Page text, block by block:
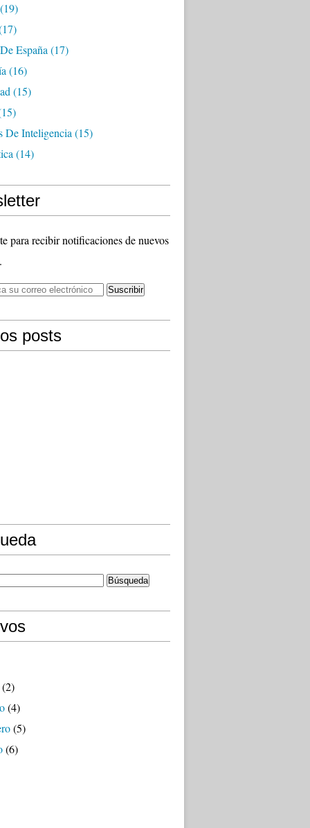
España (17)
(16)
(15)
De Inteligencia (15)
(14)
para recibir notificaciones de nuevos
posts
(2)
(4)
(5)
(6)